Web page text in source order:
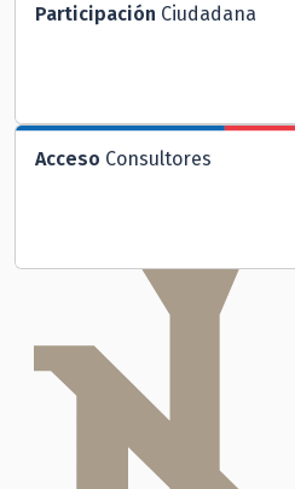
Participación Ciudadana
Acceso Consultores